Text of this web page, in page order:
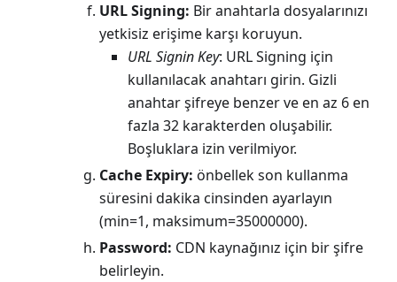
URL Signing: Bir anahtarla dosyalarınızı
yetkisiz erişime karşı koruyun.
URL Signin Key: URL Signing için
kullanılacak anahtarı girin. Gizli
anahtar şifreye benzer ve en az 6 en
fazla 32 karakterden oluşabilir.
Boşluklara izin verilmiyor.
Cache Expiry: önbellek son kullanma
süresini dakika cinsinden ayarlayın
(min=1, maksimum=35000000).
Password: CDN kaynağınız için bir şifre
belirleyin.